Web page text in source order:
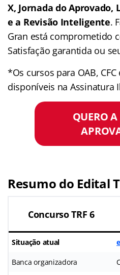
X, Jornada do Aprovado,
e a Revisão Inteligente.
Gran está comprometido
Satisfação garantida ou
*Os cursos para OAB,
disponíveis na Assinatura
QUERO
Resumo do Edital
Concurso TRF 6
Situação atual
Banca organizadora